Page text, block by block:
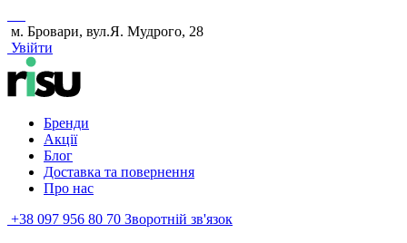
м. Бровари, вул.Я. Мудрого, 28
Увійти
Бренди
Акції
Блог
Доставка та повернення
Про нас
+38 097 956 80 70 Зворотній зв'язок